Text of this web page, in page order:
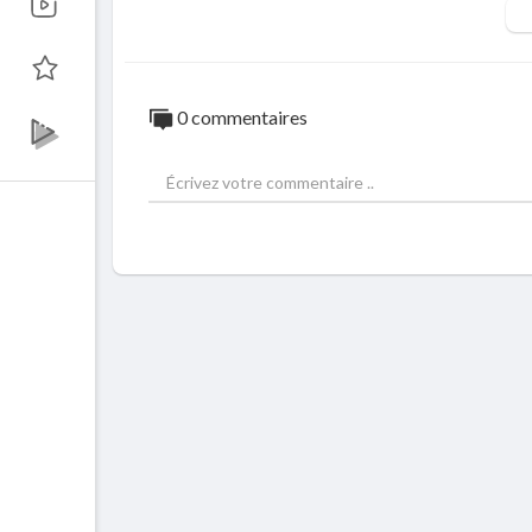
https://www.facebook.com/
​​Facebook :https://www.facebook.com/
Instagram :https://www.instagram.com/
0 commentaires